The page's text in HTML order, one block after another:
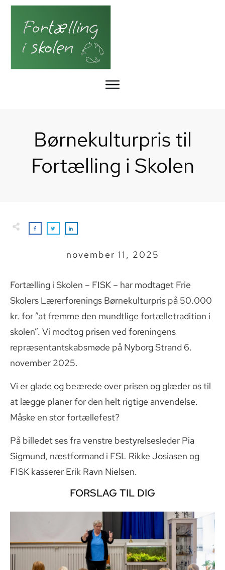
Børnekulturpris til
Fortælling i Skolen
november 11, 2025
Fortælling i Skolen – FISK – har modtaget Frie
Skolers Lærerforenings Børnekulturpris på 50.000
kr. for ”at fremme den mundtlige fortælletradition i
skolen”. Vi modtog prisen ved foreningens
repræsentantskabsmøde på Nyborg Strand 6.
november 2025.
Vi er glade og beærede over prisen og glæder os til
at lægge planer for den helt rigtige anvendelse.
Måske en stor fortællefest?
På billedet ses fra venstre bestyrelsesleder Pia
Sigmund, næstformand i FSL Rikke Josiasen og
FISK kasserer Erik Ravn Nielsen.
FORSLAG TIL DIG